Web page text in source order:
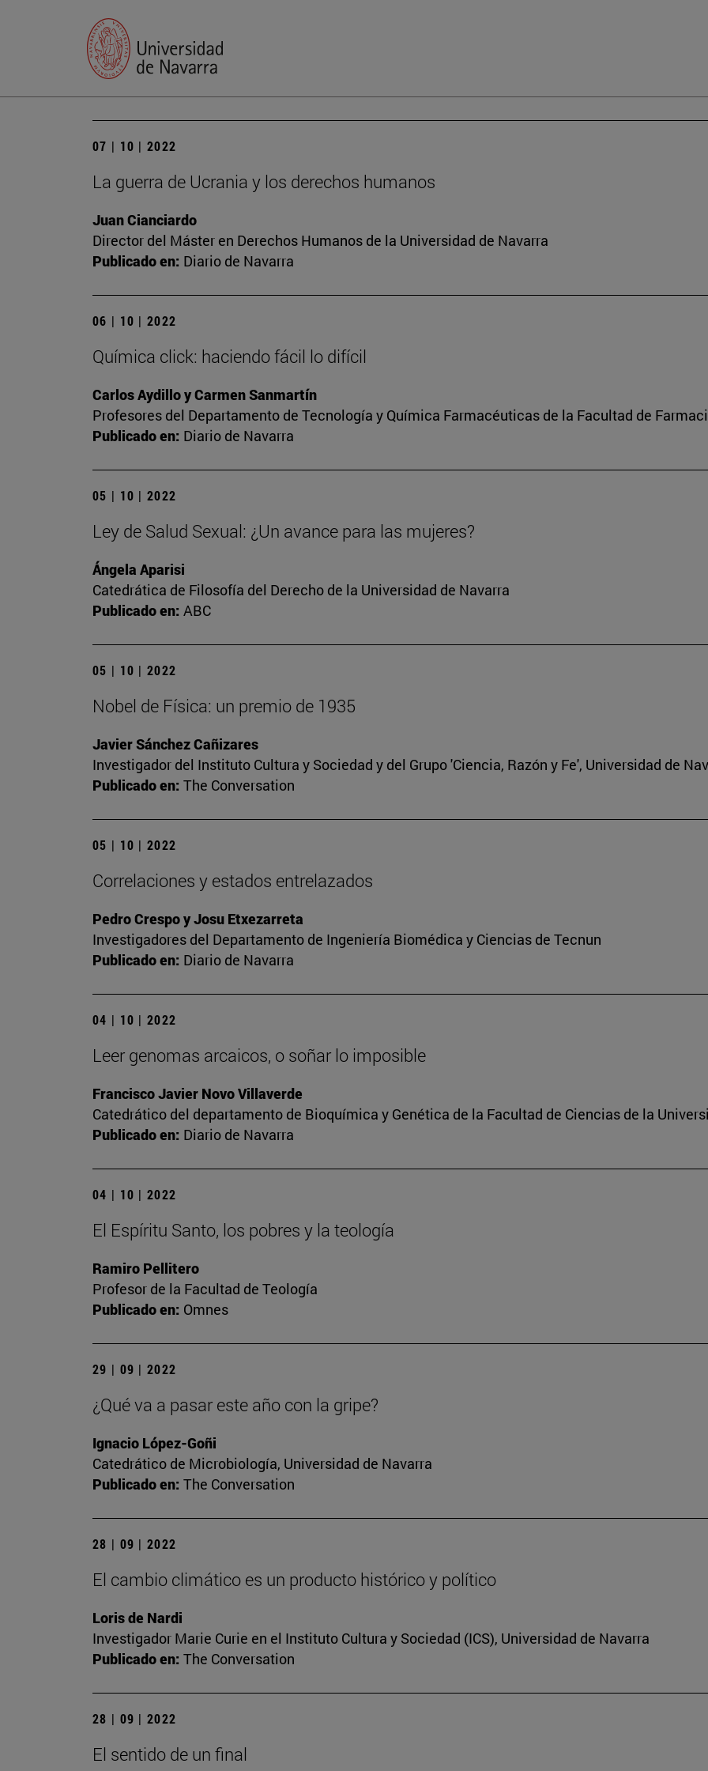
07 | 10 | 2022
La guerra de Ucrania y los derechos humanos
Juan Cianciardo
Director del Máster en Derechos Humanos de la Universidad de Navarra
Publicado en: Diario de Navarra
06 | 10 | 2022
Química click: haciendo fácil lo difícil
Carlos Aydillo y Carmen Sanmartín
Profesores del Departamento de Tecnología y Química Farmacéuticas de la Facultad de
Publicado en: Diario de Navarra
05 | 10 | 2022
Ley de Salud Sexual: ¿Un avance para las mujeres?
Ángela Aparisi
Catedrática de Filosofía del Derecho de la Universidad de Navarra
Publicado en: ABC
05 | 10 | 2022
Nobel de Física: un premio de 1935
Javier Sánchez Cañizares
Investigador del Instituto Cultura y Sociedad y del Grupo 'Ciencia, Razón y Fe', Universidad de
Publicado en: The Conversation
05 | 10 | 2022
Correlaciones y estados entrelazados
Pedro Crespo y Josu Etxezarreta
Investigadores del Departamento de Ingeniería Biomédica y Ciencias de Tecnun
Publicado en: Diario de Navarra
04 | 10 | 2022
Leer genomas arcaicos, o soñar lo imposible
Francisco Javier Novo Villaverde
Catedrático del departamento de Bioquímica y Genética de la Facultad de Ciencias de la
Publicado en: Diario de Navarra
04 | 10 | 2022
El Espíritu Santo, los pobres y la teología
Ramiro Pellitero
Profesor de la Facultad de Teología
Publicado en: Omnes
29 | 09 | 2022
¿Qué va a pasar este año con la gripe?
Ignacio López-Goñi
Catedrático de Microbiología, Universidad de Navarra
Publicado en: The Conversation
28 | 09 | 2022
El cambio climático es un producto histórico y político
Loris de Nardi
Investigador Marie Curie en el Instituto Cultura y Sociedad (ICS), Universidad de Navarra
Publicado en: The Conversation
28 | 09 | 2022
El sentido de un final